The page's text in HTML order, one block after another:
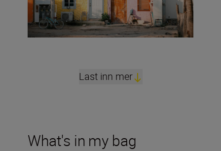
Last inn mer
What's in my bag